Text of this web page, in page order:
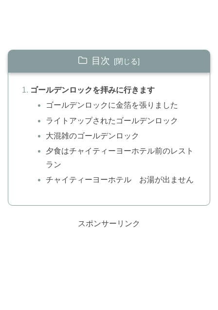
目次
ゴールデンロックを拝みに行きます
ゴールデンロックに金箔を張りました
ライトアップされたゴールデンロック
大混雑のゴールデンロック
夕食はチャイティーヨーホテル前のレスト
ラン
チャイティーヨーホテル お湯が出ません
スポンサーリンク